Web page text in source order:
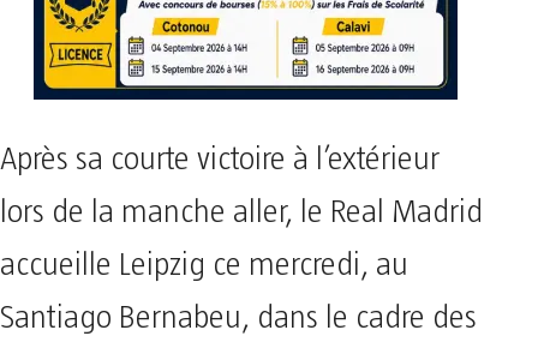
Après sa courte victoire à l’extérieur
lors de la manche aller, le Real Madrid
accueille Leipzig ce mercredi, au
Santiago Bernabeu, dans le cadre des